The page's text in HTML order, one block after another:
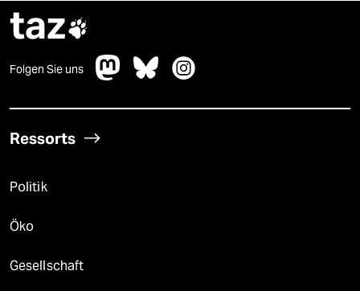
taz
Folgen Sie uns
Ressorts
Politik
Öko
Gesellschaft